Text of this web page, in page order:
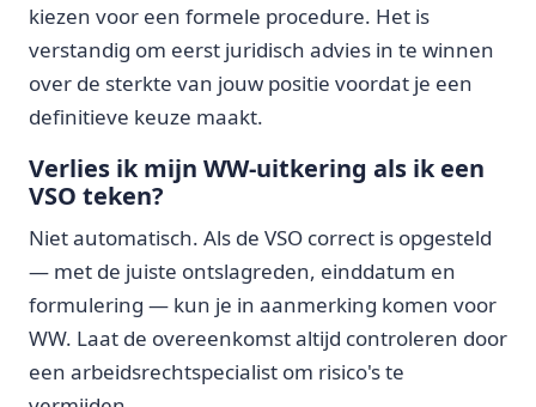
kiezen voor een formele procedure. Het is
verstandig om eerst juridisch advies in te winnen
over de sterkte van jouw positie voordat je een
definitieve keuze maakt.
Verlies ik mijn WW-uitkering als ik een
VSO teken?
Niet automatisch. Als de VSO correct is opgesteld
— met de juiste ontslagreden, einddatum en
formulering — kun je in aanmerking komen voor
WW. Laat de overeenkomst altijd controleren door
een arbeidsrechtspecialist om risico's te